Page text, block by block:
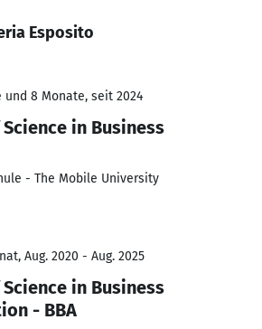
Esposito
und 8 Monate, seit 2024
in Business
- The Mobile University
Aug. 2020 - Aug. 2025
in Business
- BBA